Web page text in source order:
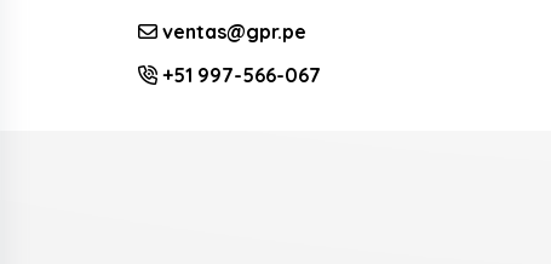
ventas@gpr.pe
+51 997-566-067